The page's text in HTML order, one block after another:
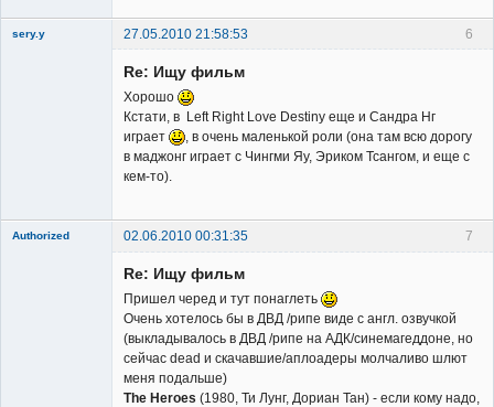
6
sery.y 27.05.2010 21:58:53
Re: Ищу фильм
Хорошо
Кстати, в Left Right Love Destiny еще и Сандра Нг
играет
, в очень маленькой роли (она там всю дорогу
в маджонг играет с Чингми Яу, Эриком Тсангом, и еще с
кем-то).
7
Authorized
02.06.2010 00:31:35
Re: Ищу фильм
Пришел черед и тут понаглеть
Очень хотелось бы в ДВД /рипе виде с англ. озвучкой
(выкладывалось в ДВД /рипе на АДК/синемагеддоне, но
сейчас dead и скачавшие/аплоадеры молчаливо шлют
меня подальше)
The Heroes (1980, Ти Лунг, Дориан Тан) - если кому надо,